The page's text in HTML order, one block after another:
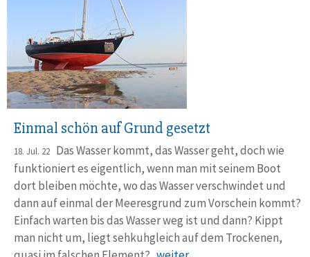
Einmal schön auf Grund gesetzt
18. Jul. 22 Das Wasser kommt, das Wasser geht, doch wie
funktioniert es ei­gentlich, wenn man mit seinem Boot
dort bleiben möchte, wo das Wasser verschwindet und
dann auf einmal der Meeresgrund zum Vorschein kommt?
Einfach warten bis das Wasser weg ist und dann? Kippt
man nicht um, liegt sehkuh­gleich auf dem Trockenen,